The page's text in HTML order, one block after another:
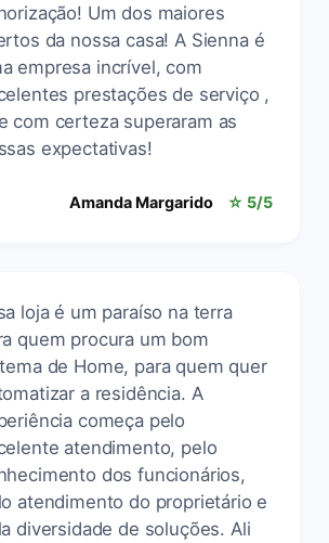
Um dos maiores
da nossa casa! A Sienna é
empresa incrível, com
prestações de serviço ,
com certeza superaram as
expectativas!
Amanda Margarido ☆ 5/5
loja é um paraíso na terra
quem procura um bom
de Home, para quem quer
a residência. A
começa pelo
atendimento, pelo
dos funcionários,
atendimento do proprietário e
diversidade de soluções. Ali